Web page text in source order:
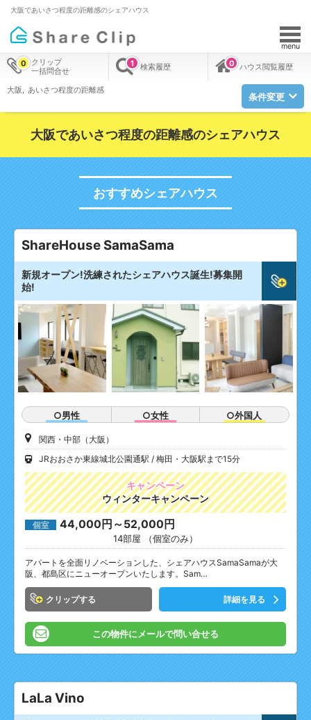
大阪であいさつ程度の距離感のシェアハウス
menu
クリップ
一括問合せ
0 検索履歴
1 ハウス閲覧履歴
0
大阪 あいさつ程度の距離感
条件変更
大阪であいさつ程度の距離感のシェアハウス
おすすめシェアハウス
ShareHouse SamaSama
新規オープン!洗練されたシェアハウス誕生!募集開
始!
○男性 ○女性 ○外国人
関西・中部（大阪）
JRおおさか東線城北公園通駅
梅田・大阪駅まで15分
キャンペーン
ウィンターキャンペーン
個室 44,000円～52,000円
14部屋 （個室のみ）
アパートを全面リノベーションした、シェアハウスSamaSamaが大
阪、都島区にニューオープンいたします。Sam…
クリップ 詳細を見る
この物件にメールで問い合せる
LaLa Vino